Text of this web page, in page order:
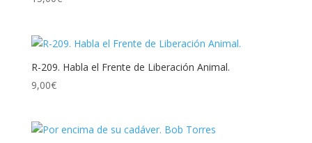
R-209. Habla el Frente de Liberación Animal.
9,00€